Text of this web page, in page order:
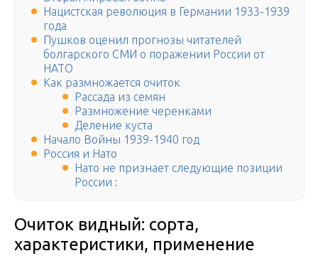
Нацистская революция в Германии 1933-1939
года
Пушков оценил прогнозы читателей
болгарского СМИ о поражении России от
НАТО
Как размножается очиток
Рассада из семян
Размножение черенками
Деление куста
Начало Войны 1939-1940 год
Россия и Нато
Нато не признает следующие позиции
России :
Очиток видный: сорта,
характеристики, применение